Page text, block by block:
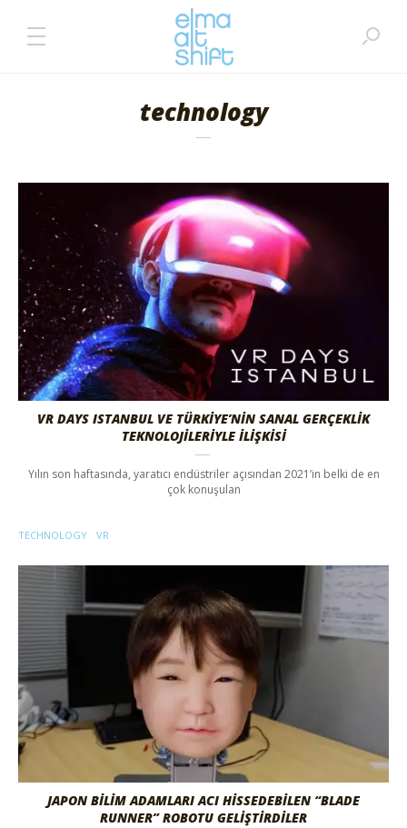
technology
VR DAYS ISTANBUL VE TÜRKIYE’NIN SANAL GERÇEKLIK
TEKNOLOJILERIYLE İLIŞKISI
Yılın son haftasında, yaratıcı endüstriler açısından 2021’in belki de en
çok konuşulan
TECHNOLOGY VR
JAPON BILIM ADAMLARI ACI HISSEDEBILEN “BLADE
RUNNER” ROBOTU GELIŞTIRDILER